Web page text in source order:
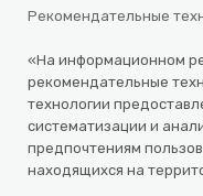
Рекомендательные
«На информационном
рекомендательные
технологии
систематизации и
предпочтениям
находящихся на